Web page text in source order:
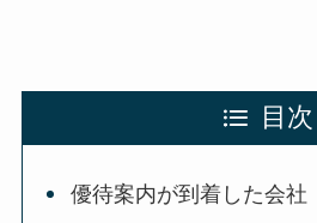
目次
優待案内が到着した会社